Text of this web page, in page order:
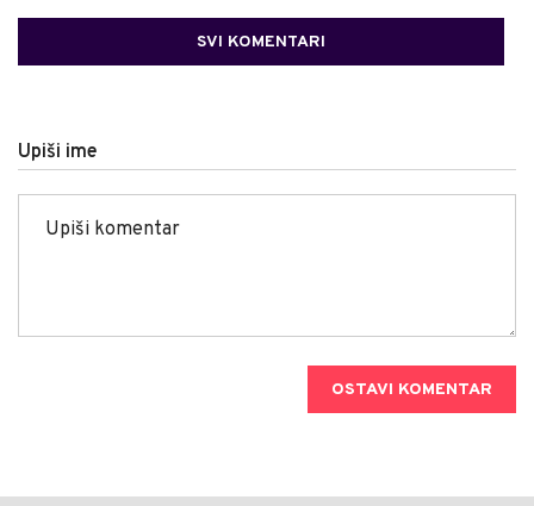
SVI KOMENTARI
Upiši ime
OSTAVI KOMENTAR